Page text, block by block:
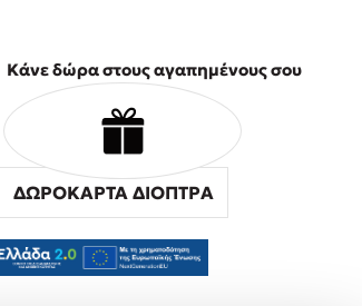
Κάνε δώρα στους αγαπημένους σου
ΔΩΡΟΚΑΡΤΑ ΔΙΟΠΤΡΑ